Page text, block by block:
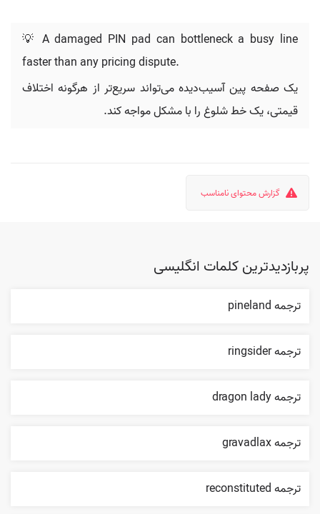
💡 A damaged PIN pad can bottleneck a busy line
faster than any pricing dispute.
یک صفحه پین آسیب‌دیده می‌تواند سریع‌تر از هرگونه اختلاف
قیمتی، یک خط شلوغ را با مشکل مواجه کند.
گزارش محتوای نامناسب
پربازدیدترین کلمات انگلیسی
ترجمه pineland
ترجمه ringsider
ترجمه dragon lady
ترجمه gravadlax
ترجمه reconstituted